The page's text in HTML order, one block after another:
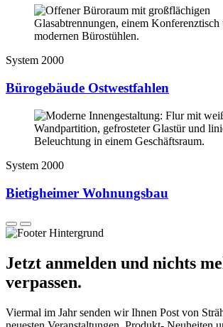
System 2000
Bürogebäude Ostwestfahlen
System 2000
Bietigheimer Wohnungsbau
Jetzt anmelden und nichts
verpassen.
Viermal im Jahr senden wir Ihnen Post von